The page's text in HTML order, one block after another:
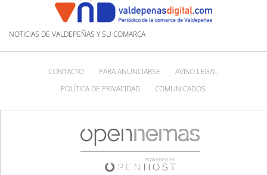
NOTICIAS DE VALDEPEÑAS Y SU COMARCA
CONTACTO PARA ANUNCIARSE
AVISO LEGAL
POLÍTICA DE PRIVACIDAD
COMUNICADOS